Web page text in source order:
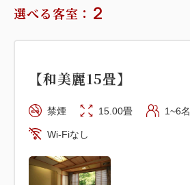
選べる客室： 2
【和美麗15畳】
禁煙 15.00畳 1~6名
Wi-Fiなし